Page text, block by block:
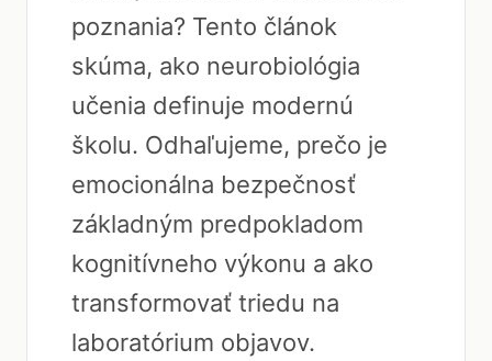
poznania? Tento článok
skúma, ako neurobiológia
učenia definuje modernú
školu. Odhaľujeme, prečo je
emocionálna bezpečnosť
základným predpokladom
kognitívneho výkonu a ako
transformovať triedu na
laboratórium objavov.